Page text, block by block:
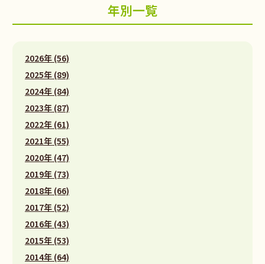
年別一覧
2026年 (56)
2025年 (89)
2024年 (84)
2023年 (87)
2022年 (61)
2021年 (55)
2020年 (47)
2019年 (73)
2018年 (66)
2017年 (52)
2016年 (43)
2015年 (53)
2014年 (64)